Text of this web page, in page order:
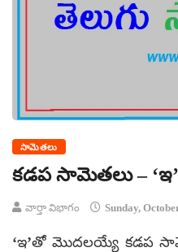
సామెతలు
కడప సామెతలు –
వార్తా విభాగం Sunday,
‘ఇ’తో మొదలయ్యే కడప